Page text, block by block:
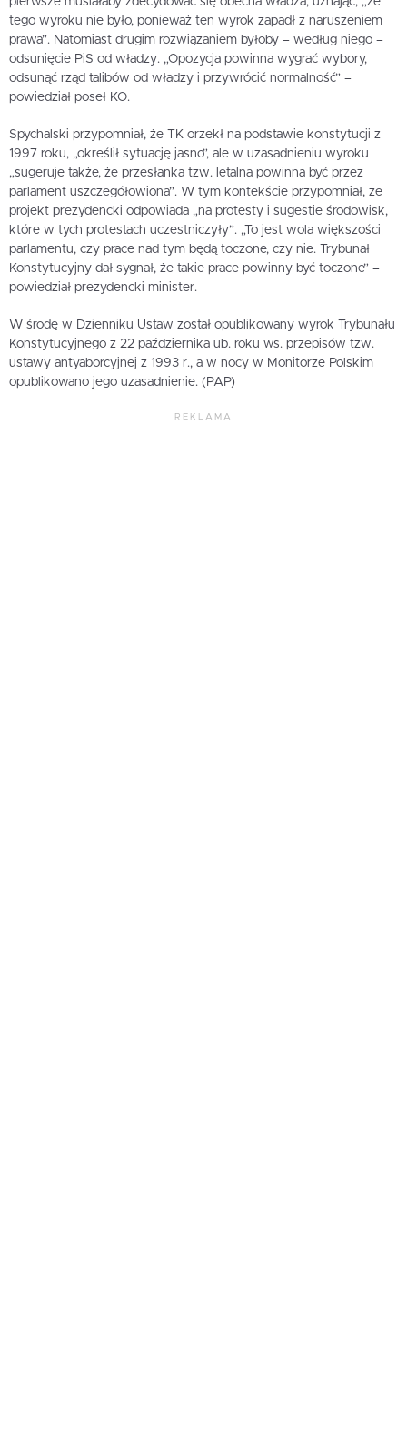
tego wyroku nie było, ponieważ ten wyrok zapadł z naruszeniem
prawa”. Natomiast drugim rozwiązaniem byłoby – według niego –
odsunięcie PiS od władzy. „Opozycja powinna wygrać wybory,
odsunąć rząd talibów od władzy i przywrócić normalność” –
powiedział poseł KO.
Spychalski przypomniał, że TK orzekł na podstawie konstytucji z
1997 roku, „określił sytuację jasno”, ale w uzasadnieniu wyroku
„sugeruje także, że przesłanka tzw. letalna powinna być przez
parlament uszczegółowiona”. W tym kontekście przypomniał, że
projekt prezydencki odpowiada „na protesty i sugestie środowisk,
które w tych protestach uczestniczyły”. „To jest wola większości
parlamentu, czy prace nad tym będą toczone, czy nie. Trybunał
Konstytucyjny dał sygnał, że takie prace powinny być toczone” –
powiedział prezydencki minister.
W środę w Dzienniku Ustaw został opublikowany wyrok Trybunału
Konstytucyjnego z 22 października ub. roku ws. przepisów tzw.
ustawy antyaborcyjnej z 1993 r., a w nocy w Monitorze Polskim
opublikowano jego uzasadnienie. (PAP)
REKLAMA